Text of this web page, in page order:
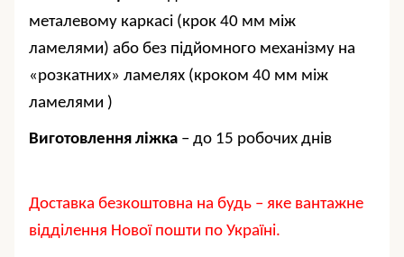
металевому каркасі (крок 40 мм між
ламелями) або без підйомного механізму на
«розкатних» ламелях (кроком 40 мм між
ламелями )
Виготовлення ліжка – до 15 робочих днів
Доставка безкоштовна на будь – яке вантажне
відділення Нової пошти по Україні.